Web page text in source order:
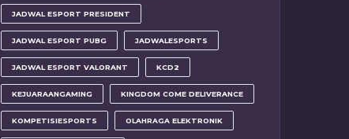
JADWAL ESPORT PRESIDENT
JADWAL ESPORT PUBG JADWALESPORTS
JADWAL ESPORT VALORANT KCD2
KEJUARAANGAMING KINGDOM COME DELIVERANCE
KOMPETISIESPORTS OLAHRAGA ELEKTRONIK